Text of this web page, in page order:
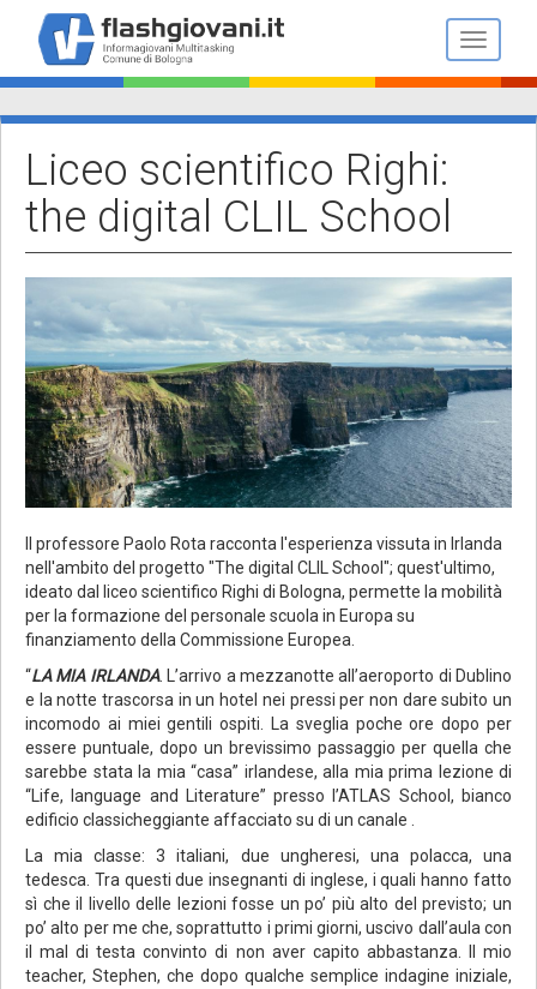
contenuto
principale
Toggle
Liceo scientifico Righi:
the digital CLIL School
Il professore Paolo Rota racconta l'esperienza vissuta in Irlanda
nell'ambito del progetto "The digital CLIL School"; quest'ultimo,
ideato dal liceo scientifico Righi di Bologna, permette la mobilità
per la formazione del personale scuola in Europa su
finanziamento della Commissione Europea.
“LA MIA IRLANDA. L’arrivo a mezzanotte all’aeroporto di Dublino
e la notte trascorsa in un hotel nei pressi per non dare subito un
incomodo ai miei gentili ospiti. La sveglia poche ore dopo per
essere puntuale, dopo un brevissimo passaggio per quella che
sarebbe stata la mia “casa” irlandese, alla mia prima lezione di
“Life, language and Literature” presso l’ATLAS School, bianco
edificio classicheggiante affacciato su di un canale .
La mia classe: 3 italiani, due ungheresi, una polacca, una
tedesca. Tra questi due insegnanti di inglese, i quali hanno fatto
sì che il livello delle lezioni fosse un po’ più alto del previsto; un
po’ alto per me che, soprattutto i primi giorni, uscivo dall’aula con
il mal di testa convinto di non aver capito abbastanza. Il mio
teacher, Stephen, che dopo qualche semplice indagine iniziale,